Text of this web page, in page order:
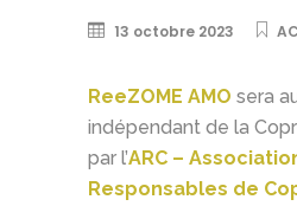
13 octobre 2023
ReeZOME AMO sera
indépendant de la
par l’ARC –
Responsables de